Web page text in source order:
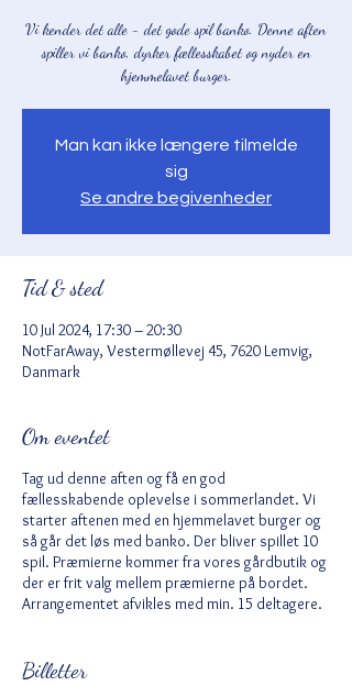
Vi kender det alle - det gode spil banko. Denne aften
spiller vi banko, dyrker fællesskabet og nyder en
hjemmelavet burger.
Man kan ikke længere tilmelde
sig
Se andre begivenheder
Tid & sted
10 Jul 2024, 17:30 – 20:30
NotFarAway, Vestermøllevej 45, 7620 Lemvig,
Danmark
Om eventet
Tag ud denne aften og få en god
fællesskabende oplevelse i sommerlandet. Vi
starter aftenen med en hjemmelavet burger og
så går det løs med banko. Der bliver spillet 10
spil. Præmierne kommer fra vores gårdbutik og
der er frit valg mellem præmierne på bordet.
Arrangementet afvikles med min. 15 deltagere.
Billetter